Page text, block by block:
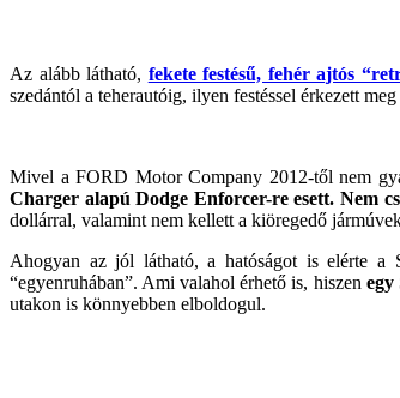
Az alább látható, fekete festésű, fehér ajtós
szedántól a teherautóig, ilyen festéssel érkezett
Mivel a FORD Motor Company 2012-től nem
Charger alapú Dodge Enforcer-re esett. Nem
dollárral, valamint nem kellett a kiöregedő
Ahogyan az jól látható, a hatóságot is elérte a
“egyenruhában”. Ami valahol érhető is, hiszen egy
utakon is könnyebben elboldogul.